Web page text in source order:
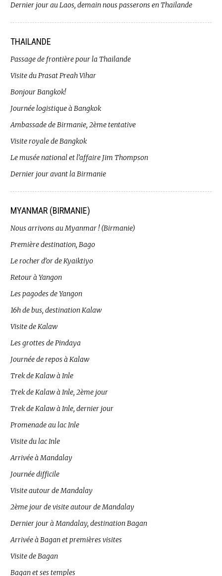
Dernier jour au Laos, demain nous passerons en Thailande
THAILANDE
Passage de frontière pour la Thailande
Visite du Prasat Preah Vihar
Bonjour Bangkok!
Journée logistique à Bangkok
Ambassade de Birmanie, 2ème tentative
Visite royale de Bangkok
Le musée national et l’affaire Jim Thompson
Dernier jour avant la Birmanie
MYANMAR (BIRMANIE)
Nous arrivons au Myanmar ! (Birmanie)
Première destination, Bago
Le rocher d’or de Kyaiktiyo
Retour à Yangon
Les pagodes de Yangon
16h de bus, destination Kalaw
Visite de Kalaw
Les grottes de Pindaya
Journée de repos à Kalaw
Trek de Kalaw à Inle
Trek de Kalaw à Inle, 2ème jour
Trek de Kalaw à Inle, dernier jour
Promenade au lac Inle
Visite du lac Inle
Arrivée à Mandalay
Journée difficile
Visite autour de Mandalay
2ème jour de visite autour de Mandalay
Dernier jour à Mandalay, destination Bagan
Arrivée à Bagan et premières visites
Visite de Bagan
Bagan et ses temples